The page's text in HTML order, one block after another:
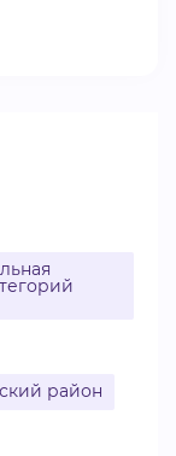
район